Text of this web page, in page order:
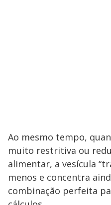
Ao mesmo tempo,
muito restritiva ou
alimentar, a vesícula
menos e concentra
combinação perfeita